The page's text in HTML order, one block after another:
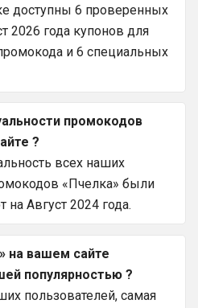
доступны 6 проверенных
2026 года купонов для
и 6 специальных
промокодов
?
всех наших
«Пчелка» были
Август 2024 года.
на вашем сайте
популярностью ?
пользователей, самая